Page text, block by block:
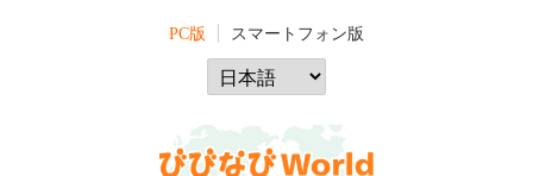
PC版 スマートフォン版